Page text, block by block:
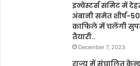
इन्वेस्टर्स समिट में
अंबानी समेत शीर्ष-50
काफिले में चलेंगी
तैयारी..
December 7, 2023
राज्य में संचालित